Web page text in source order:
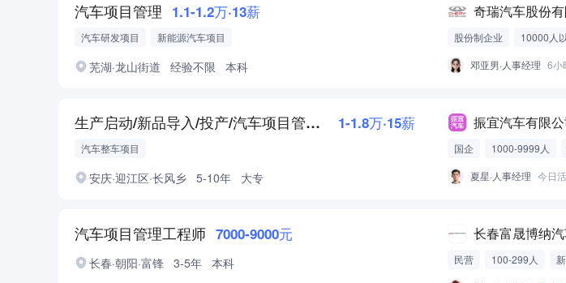
汽车项目管理 1.1-1.2万·13薪
汽车研发项目 新能源汽车项目
芜湖·龙山街道 经验不限 本科
奇瑞汽车股份
股份制企业 10000人
邓亚男·人事经理 6小
生产启动/新品导入/投产/汽车项目管理【汽车超级工厂】 1-1.8万·15薪
汽车整车项目
安庆·迎江区·长风乡 5-10年 大专
振宜汽车有限
国企 1000-9999人
夏星·人事经理 今日
汽车项目管理工程师 7000-9000元
长春·朝阳·富锋 3-5年 本科
长春富晟博纳
民营 100-299人